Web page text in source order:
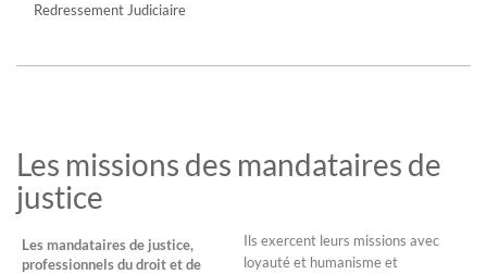
Redressement Judiciaire
Les missions des mandataires de
justice
Les mandataires de justice,
professionnels du droit et de
Ils exercent leurs missions avec
loyauté et humanisme et